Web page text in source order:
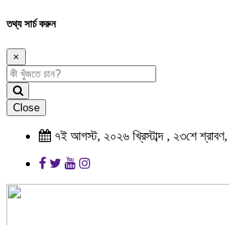
তথ্য সার্চ করুন
×
Close
৭ই আগস্ট, ২০২৬ খ্রিস্টাব্দ , ২৩শে